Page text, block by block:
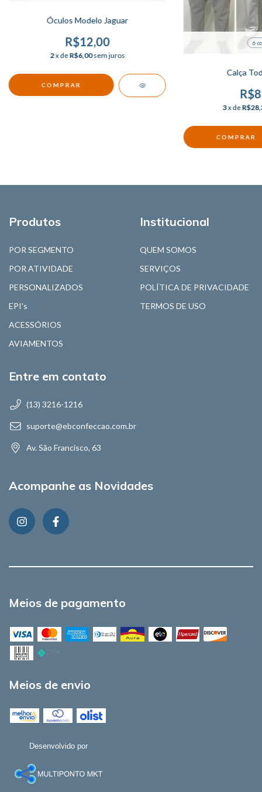
Óculos Modelo Jaguar
R$12,00
2x deR$6,00sem juros
COMPRAR
6
Calça
3x de
COMPRAR
Produtos
POR SEGMENTO
POR ATIVIDADE
PERSONALIZADOS
EPI's
ACESSÓRIOS
AVIAMENTOS
Institucional
QUEM SOMOS
SERVIÇOS
POLÍTICA DE PRIVACIDADE
TERMOS DE USO
Entre em contato
(13) 3216-1216
suporte@ebconfeccao.com.br
Av. São Francisco, 63
Acompanhe as Novidades
Meios de pagamento
Meios de envio
Desenvolvido por